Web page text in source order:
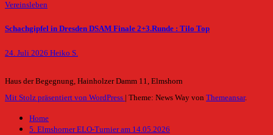
Vereinsleben
Schachgipfel in Dresden DSAM Finale 2+3.Runde : Tilo Top
24. Juli 2026 Heiko S.
Haus der Begegnung, Hainholzer Damm 11, Elmshorn
Mit Stolz präsentiert von WordPress
Theme: News Way von Themeansar.
Home
5. Elmshorner ELO-Turnier am 14.05.2026